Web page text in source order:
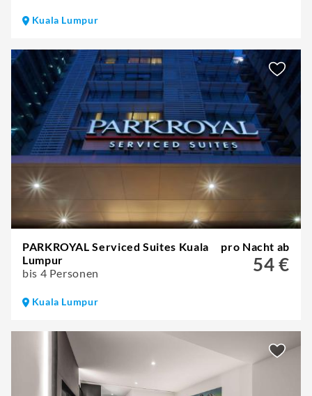
Kuala Lumpur
PARKROYAL Serviced Suites Kuala
Lumpur
bis 4 Personen
pro Nacht ab
54 €
Kuala Lumpur